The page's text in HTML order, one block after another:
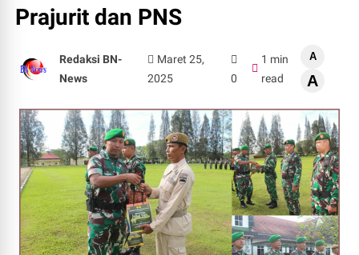
Prajurit dan PNS
Redaksi BN-
News
Maret 25,
2025
0
1 min
read
A
A